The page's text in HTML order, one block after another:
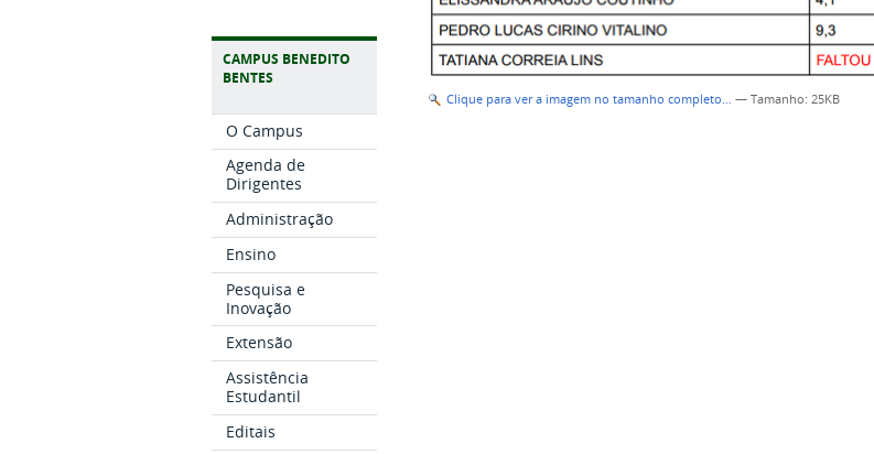
CAMPUS BENEDITO
BENTES
O Campus
Agenda de
Dirigentes
Administração
Ensino
Pesquisa e
Inovação
Extensão
Assistência
Estudantil
Editais
Clique para ver a imagem no tamanho completo… —Tamanho: 25KB